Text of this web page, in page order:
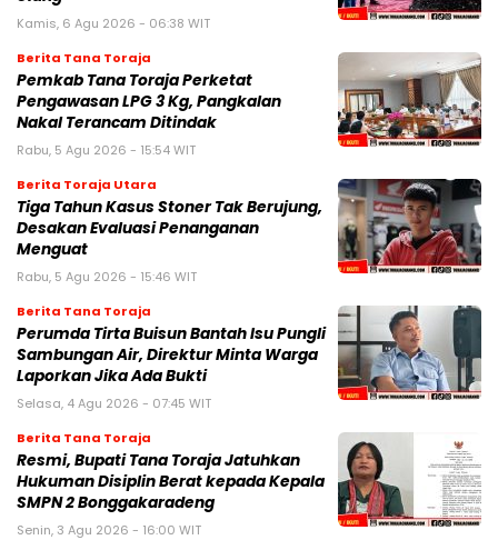
Kamis, 6 Agu 2026 - 06:38 WIT
Berita Tana Toraja
Pemkab Tana Toraja Perketat
Pengawasan LPG 3 Kg, Pangkalan
Nakal Terancam Ditindak
Rabu, 5 Agu 2026 - 15:54 WIT
Berita Toraja Utara
Tiga Tahun Kasus Stoner Tak Berujung,
Desakan Evaluasi Penanganan
Menguat
Rabu, 5 Agu 2026 - 15:46 WIT
Berita Tana Toraja
Perumda Tirta Buisun Bantah Isu Pungli
Sambungan Air, Direktur Minta Warga
Laporkan Jika Ada Bukti
Selasa, 4 Agu 2026 - 07:45 WIT
Berita Tana Toraja
Resmi, Bupati Tana Toraja Jatuhkan
Hukuman Disiplin Berat kepada Kepala
SMPN 2 Bonggakaradeng
Senin, 3 Agu 2026 - 16:00 WIT